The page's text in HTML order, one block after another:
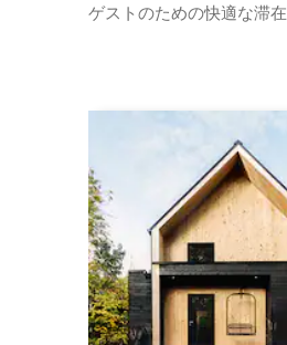
ゲストのための快適な滞在